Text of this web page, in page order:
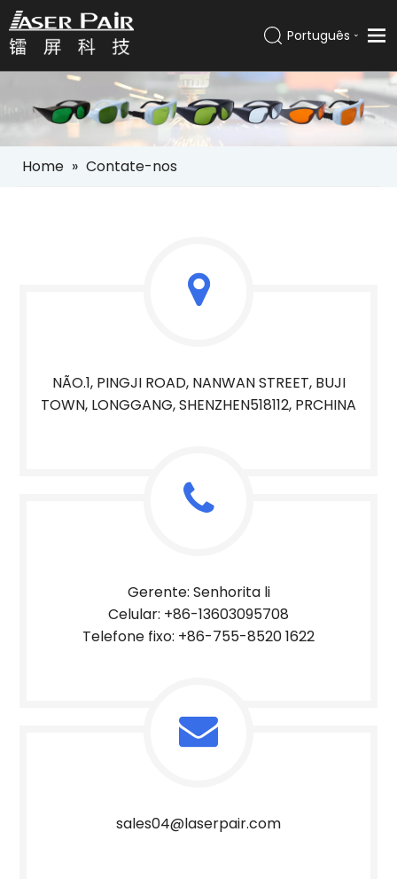
Produtos
Soluções
Português
Español
Pусский
Home » Contate-nos
NÃO.1, PINGJI ROAD, NANWAN STREET, BUJI
TOWN, LONGGANG, SHENZHEN518112, PRCHINA
Gerente: Senhorita li
Celular: +86-13603095708
Telefone fixo: +86-755-8520 1622
sales04@laserpair.com